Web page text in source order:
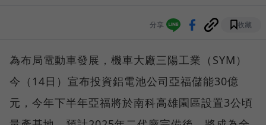
分享 收藏
為布局電動車發展，機車大廠三陽工業（SYM）
今（14日）宣布投資鋁電池公司亞福儲能30億
元，今年下半年亞福將於南科高雄園區設置3公頃